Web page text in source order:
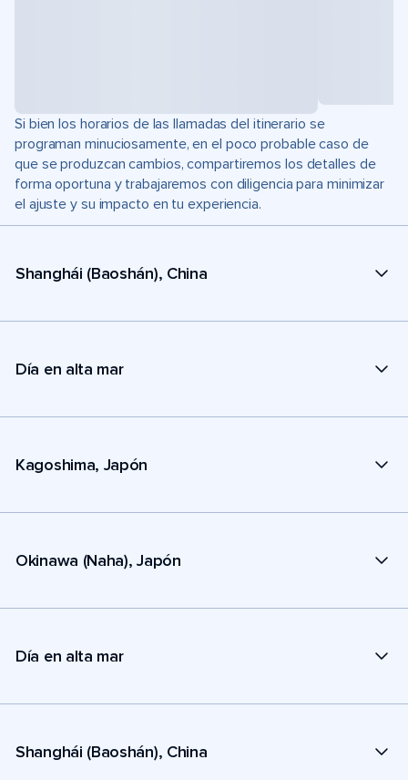
Si bien los horarios de las llamadas del itinerario se
programan minuciosamente, en el poco probable caso de
que se produzcan cambios, compartiremos los detalles de
forma oportuna y trabajaremos con diligencia para minimizar
el ajuste y su impacto en tu experiencia.
Shanghái (Baoshán), China
Día en alta mar
Kagoshima, Japón
Okinawa (Naha), Japón
Día en alta mar
Shanghái (Baoshán), China